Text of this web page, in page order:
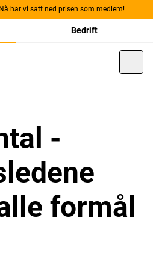
har vi satt ned prisen som medlem!
Bedrift
-
formål